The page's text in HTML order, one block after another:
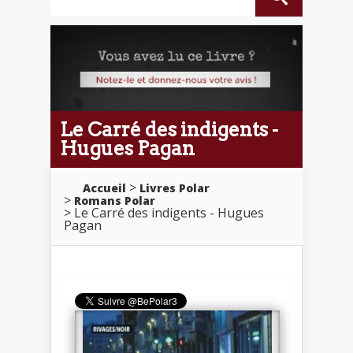
Le Carré des indigents -
Hugues Pagan
Accueil
Livres Polar
Romans Polar
Le Carré des indigents - Hugues
Pagan